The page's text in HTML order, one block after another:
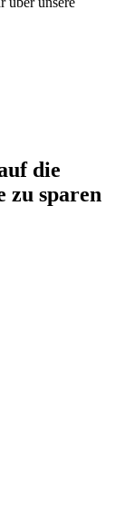
die
zu sparen